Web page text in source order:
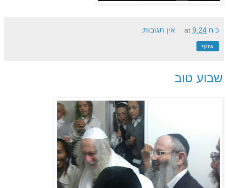
כ ח at 9:24 אין תגובות:
שתף
שבוע טוב